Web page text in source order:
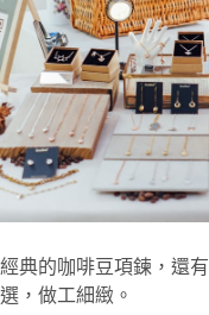
經典的咖啡豆項鍊，還
選，做工細緻。